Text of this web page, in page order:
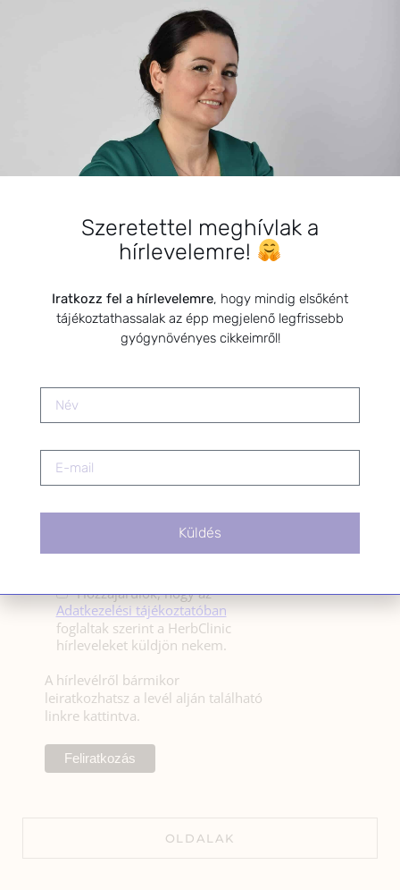
BEMUTATKOZÁS
egészségügyi biomérnök, fitoterapeuta és édesanya.
Küldetésem a gyógynövények hatékony
alkalmazásának oktatása, a gyermekek, a nők és a
E-mail cím
Kérlek a feliratkozáshoz fogadd el
Hozzájárulok, hogy az
Adatkezelési tájékoztatóban
foglaltak szerint a HerbClinic
hírleveleket küldjön nekem.
A hírlevélről bármikor
leiratkozhatsz a levél alján található
linkre kattintva.
OLDALAK
Szeretettel meghívlak a
hírlevelemre!
Iratkozz fel a hírlevelemre, hogy mindig elsőként
tájékoztathassalak az épp megjelenő legfrissebb
gyógynövényes cikkeimről!
Küldés